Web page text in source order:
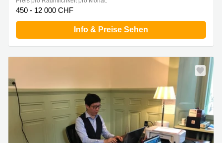
450 - 12 000 CHF
Info & Preise Sehen